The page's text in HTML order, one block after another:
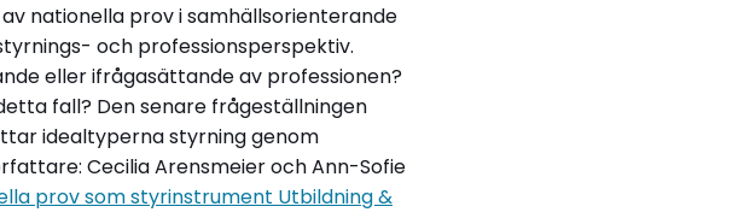
nationella prov i samhällsorienterande
och professionsperspektiv.
eller ifrågasättande av professionen?
fall? Den senare frågeställningen
idealtyperna styrning genom
Cecilia Arensmeier och Ann-Sofie
prov som styrinstrument Utbildning &